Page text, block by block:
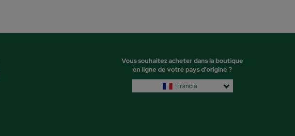
Vous souhaitez acheter dans la boutique
en ligne de votre pays d'origine ?
Francia